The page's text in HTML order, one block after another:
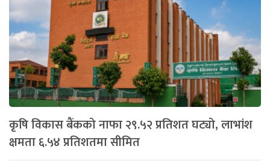
कृषि विकास बैंकको नाफा २९.५२ प्रतिशत घट्यो, लाभांश
क्षमता ६.५४ प्रतिशतमा सीमित